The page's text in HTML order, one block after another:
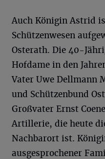
Auch Königin Astrid
Schützenwesen
Osterath. Die 40-
Hofdame in den
Vater Uwe Dellmann
und Schützenbund
Großvater Ernst
Artillerie, die heute
Nachbarort ist.
ausgesprochener